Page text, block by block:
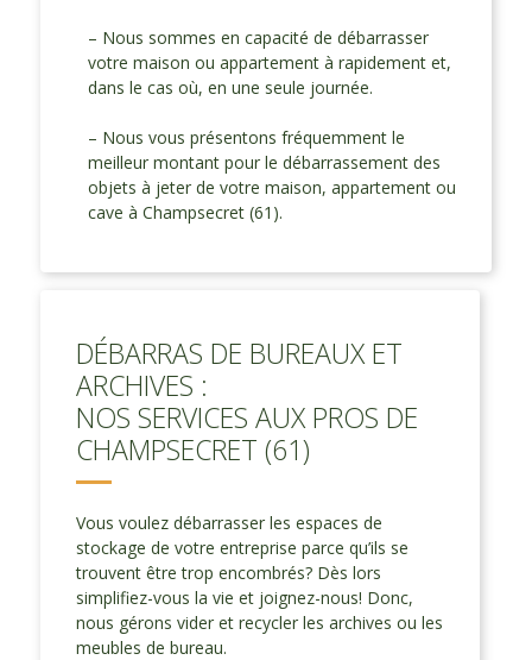
– Nous sommes en capacité de débarrasser
votre maison ou appartement à rapidement et,
dans le cas où, en une seule journée.
– Nous vous présentons fréquemment le
meilleur montant pour le débarrassement des
objets à jeter de votre maison, appartement ou
cave à Champsecret (61).
DÉBARRAS DE BUREAUX ET
ARCHIVES :
NOS SERVICES AUX PROS DE
CHAMPSECRET (61)
Vous voulez débarrasser les espaces de
stockage de votre entreprise parce qu’ils se
trouvent être trop encombrés? Dès lors
simplifiez-vous la vie et joignez-nous! Donc,
nous gérons vider et recycler les archives ou les
meubles de bureau.